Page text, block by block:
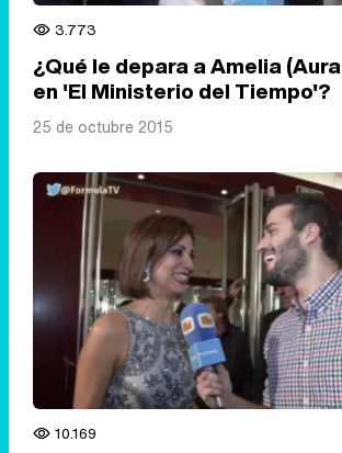
3.773
¿Qué le depara a Amelia
en 'El Ministerio del Tiempo'?
25 de octubre 2015
10.169